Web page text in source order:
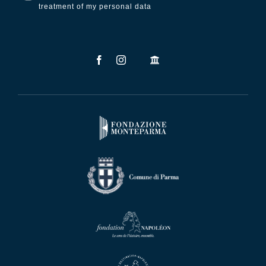
treatment of my personal data